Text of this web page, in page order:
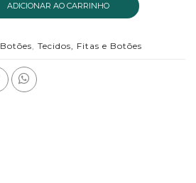
ADICIONAR AO CARRINHO
Botões, Tecidos, Fitas e Botões